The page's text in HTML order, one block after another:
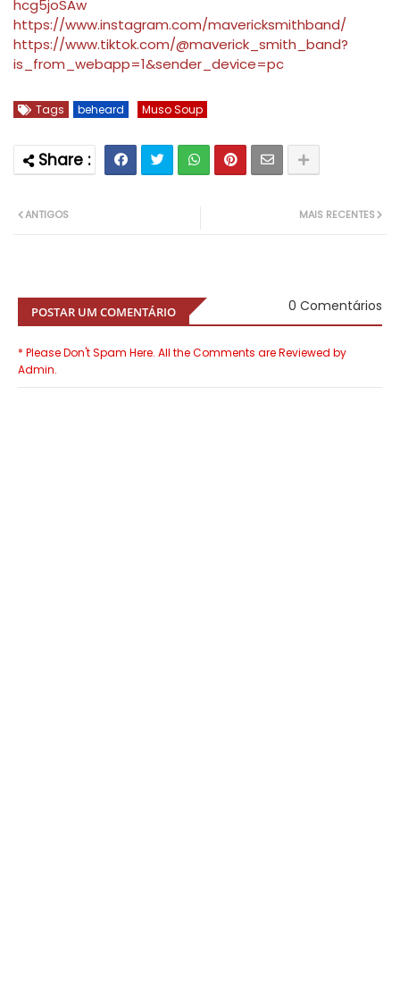
hcg5joSAw
https://www.instagram.com/mavericksmithband/
https://www.tiktok.com/@maverick_smith_band?
is_from_webapp=1&sender_device=pc
Tags beheard Muso Soup
MAIS RECENTES
ANTIGOS
POSTAR UM COMENTÁRIO 0 Comentários
* Please Don't Spam Here. All the Comments are Reviewed by
Admin.